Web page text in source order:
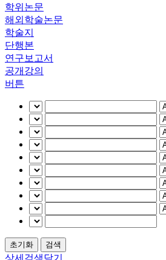
학위논문
해외학술논문
학술지
단행본
연구보고서
공개강의
버튼
상세검색닫기